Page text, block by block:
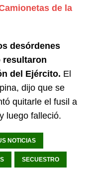
de la
desórdenes
resultaron
del Ejército. El
dijo que se
quitarle el fusil a
luego falleció.
NOTICIAS
SECUESTRO